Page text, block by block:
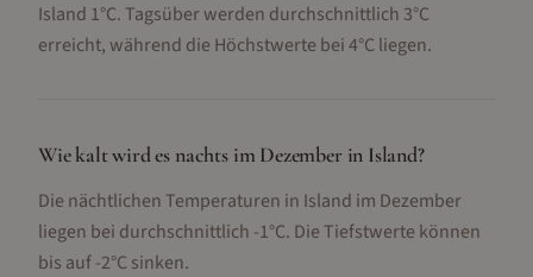
Island 1°C. Tagsüber werden durchschnittlich 3°C
erreicht, während die Höchstwerte bei 4°C liegen.
Wie kalt wird es nachts im Dezember in Island?
Die nächtlichen Temperaturen in Island im Dezember
liegen bei durchschnittlich -1°C. Die Tiefstwerte können
bis auf -2°C sinken.